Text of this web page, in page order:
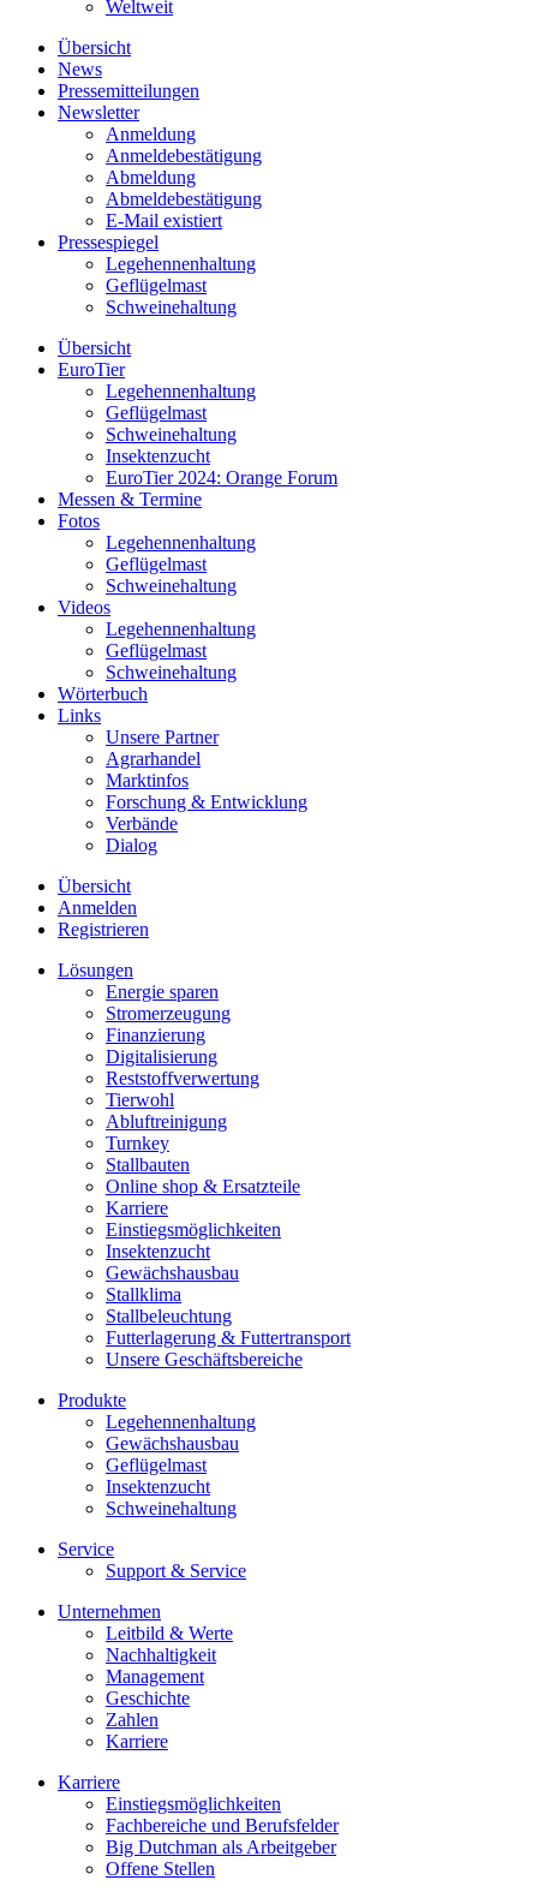
Weltweit
Übersicht
News
Pressemitteilungen
Newsletter
Anmeldung
Anmeldebestätigung
Abmeldung
Abmeldebestätigung
E-Mail existiert
Pressespiegel
Legehennenhaltung
Geflügelmast
Schweinehaltung
Übersicht
EuroTier
Legehennenhaltung
Geflügelmast
Schweinehaltung
Insektenzucht
EuroTier 2024: Orange Forum
Messen & Termine
Fotos
Legehennenhaltung
Geflügelmast
Schweinehaltung
Videos
Legehennenhaltung
Geflügelmast
Schweinehaltung
Wörterbuch
Links
Unsere Partner
Agrarhandel
Marktinfos
Forschung & Entwicklung
Verbände
Dialog
Übersicht
Anmelden
Registrieren
Lösungen
Energie sparen
Stromerzeugung
Finanzierung
Digitalisierung
Reststoffverwertung
Tierwohl
Abluftreinigung
Turnkey
Stallbauten
Online shop & Ersatzteile
Karriere
Einstiegsmöglichkeiten
Insektenzucht
Gewächshausbau
Stallklima
Stallbeleuchtung
Futterlagerung & Futtertransport
Unsere Geschäftsbereiche
Produkte
Legehennenhaltung
Gewächshausbau
Geflügelmast
Insektenzucht
Schweinehaltung
Service
Support & Service
Unternehmen
Leitbild & Werte
Nachhaltigkeit
Management
Geschichte
Zahlen
Karriere
Karriere
Einstiegsmöglichkeiten
Fachbereiche und Berufsfelder
Big Dutchman als Arbeitgeber
Offene Stellen